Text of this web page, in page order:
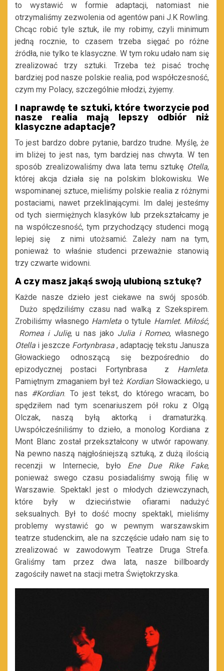
to wystawić w formie adaptacji, natomiast nie
otrzymaliśmy zezwolenia od agentów pani J.K Rowling.
Chcąc robić tyle sztuk, ile my robimy, czyli minimum
jedną rocznie, to czasem trzeba sięgać po różne
źródła, nie tylko te klasyczne. W tym roku udało nam się
zrealizować trzy sztuki. Trzeba też pisać trochę
bardziej pod nasze polskie realia, pod współczesność,
czym my Polacy, szczególnie młodzi, żyjemy.
I naprawdę te sztuki, które tworzycie pod
nasze realia mają lepszy odbiór niż
klasyczne adaptacje?
To jest bardzo dobre pytanie, bardzo trudne. Myślę, że
im bliżej to jest nas, tym bardziej nas chwyta. W ten
sposób zrealizowaliśmy dwa lata temu sztukę Otella,
której akcja działa się na polskim blokowisku. We
wspominanej sztuce, mieliśmy polskie realia z różnymi
postaciami, nawet przeklinającymi. Im dalej jesteśmy
od tych siermiężnych klasyków lub przekształcamy je
na współczesność, tym przychodzący studenci mogą
lepiej się z nimi utożsamić. Zależy nam na tym,
ponieważ to właśnie studenci przeważnie stanowią
trzy czwarte widowni.
A czy masz jakąś swoją ulubioną sztukę?
Każde nasze dzieło jest ciekawe na swój sposób.
Dużo spędziliśmy czasu nad walką z Szekspirem.
Zrobiliśmy własnego Hamleta o tytule Hamlet. Miłość,
Romea i Julię, u nas jako Julia i Romeo, własnego
Otella i jeszcze Fortynbrasa, adaptację tekstu Janusza
Głowackiego odnoszącą się bezpośrednio do
epizodycznej postaci Fortynbrasa z Hamleta.
Pamiętnym zmaganiem był też Kordian Słowackiego, u
nas #Kordian. To jest tekst, do którego wracam, bo
spędziłem nad tym scenariuszem pół roku z Olgą
Olczak, naszą byłą aktorką i dramaturżką.
Uwspółcześniliśmy to dzieło, a monolog Kordiana z
Mont Blanc został przekształcony w utwór rapowany.
Na pewno naszą najgłośniejszą sztuką, z dużą ilością
recenzji w Internecie, było Ene Due Rike Fake,
ponieważ swego czasu posiadaliśmy swoją filię w
Warszawie. Spektakl jest o młodych dziewczynach,
które były w dzieciństwie ofiarami nadużyć
seksualnych. Był to dość mocny spektakl, mieliśmy
problemy wystawić go w pewnym warszawskim
teatrze studenckim, ale na szczęście udało nam się to
zrealizować w zawodowym Teatrze Druga Strefa.
Graliśmy tam przez dwa lata, nasze billboardy
zagościły nawet na stacji metra Świętokrzyska.